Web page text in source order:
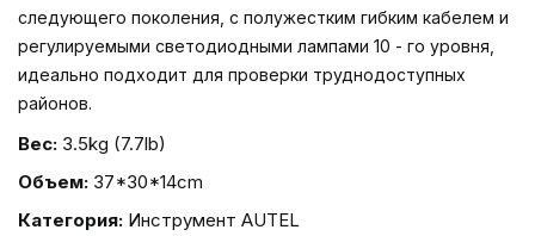
следующего поколения, с полужестким гибким кабелем и
регулируемыми светодиодными лампами 10 - го уровня,
идеально подходит для проверки труднодоступных
районов.
Вес: 3.5kg (7.7lb)
Объем: 37*30*14cm
Категория: Инструмент AUTEL